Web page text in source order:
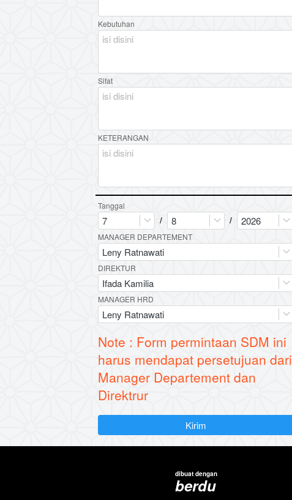
Kebutuhan
Sifat
KETERANGAN
Tanggal
7 / 8 / 2026
MANAGER DEPARTEMENT
Leny Ratnawati
DIREKTUR
Ifada Kamilia
MANAGER HRD
Leny Ratnawati
Note : Form permintaan SDM ini
harus mendapat persetujuan dari
Manager Departement dan
Direktrur
`Kirim
dibuat dengan
berdu